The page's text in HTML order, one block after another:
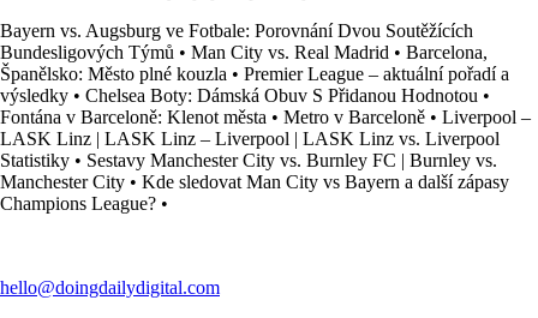
Bayern vs. Augsburg ve Fotbale: Porovnání Dvou Soutěžících
Bundesligových Týmů • Man City vs. Real Madrid • Barcelona,
Španělsko: Město plné kouzla • Premier League – aktuální pořadí a
výsledky • Chelsea Boty: Dámská Obuv S Přidanou Hodnotou •
Fontána v Barceloně: Klenot města • Metro v Barceloně • Liverpool –
LASK Linz | LASK Linz – Liverpool | LASK Linz vs. Liverpool
Statistiky • Sestavy Manchester City vs. Burnley FC | Burnley vs.
Manchester City • Kde sledovat Man City vs Bayern a další zápasy
Champions League? •
hello@doingdailydigital.com